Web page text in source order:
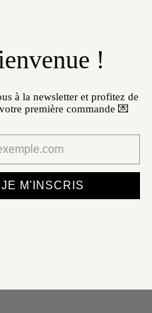
!
à la newsletter et profitez de
première commande 💌
JE M'INSCRIS